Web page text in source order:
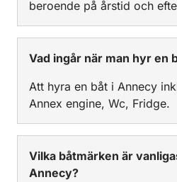
beroende på årstid och
Vad ingår när man hyr en
Att hyra en båt i Annecy
Annex engine, Wc, Fridge.
Vilka båtmärken är
Annecy?